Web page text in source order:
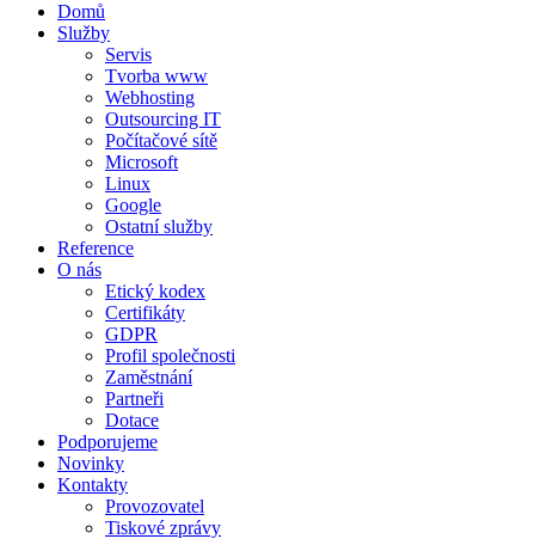
Domů
Služby
Servis
Tvorba www
Webhosting
Outsourcing IT
Počítačové sítě
Microsoft
Linux
Google
Ostatní služby
Reference
O nás
Etický kodex
Certifikáty
GDPR
Profil společnosti
Zaměstnání
Partneři
Dotace
Podporujeme
Novinky
Kontakty
Provozovatel
Tiskové zprávy